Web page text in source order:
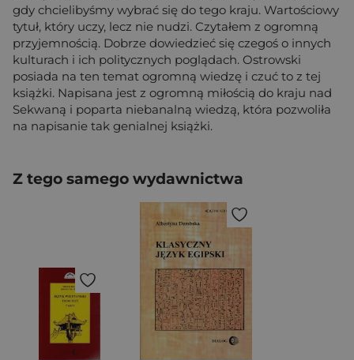
gdy chcielibyśmy wybrać się do tego kraju. Wartościowy
tytuł, który uczy, lecz nie nudzi. Czytałem z ogromną
przyjemnością. Dobrze dowiedzieć się czegoś o innych
kulturach i ich politycznych poglądach. Ostrowski
posiada na ten temat ogromną wiedzę i czuć to z tej
książki. Napisana jest z ogromną miłością do kraju nad
Sekwaną i poparta niebanalną wiedzą, która pozwoliła
na napisanie tak genialnej książki.
Z tego samego wydawnictwa